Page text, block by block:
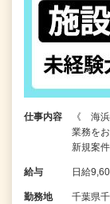
仕事内容
《 海
業務を
新規案
給与 日給
勤務地 千葉県